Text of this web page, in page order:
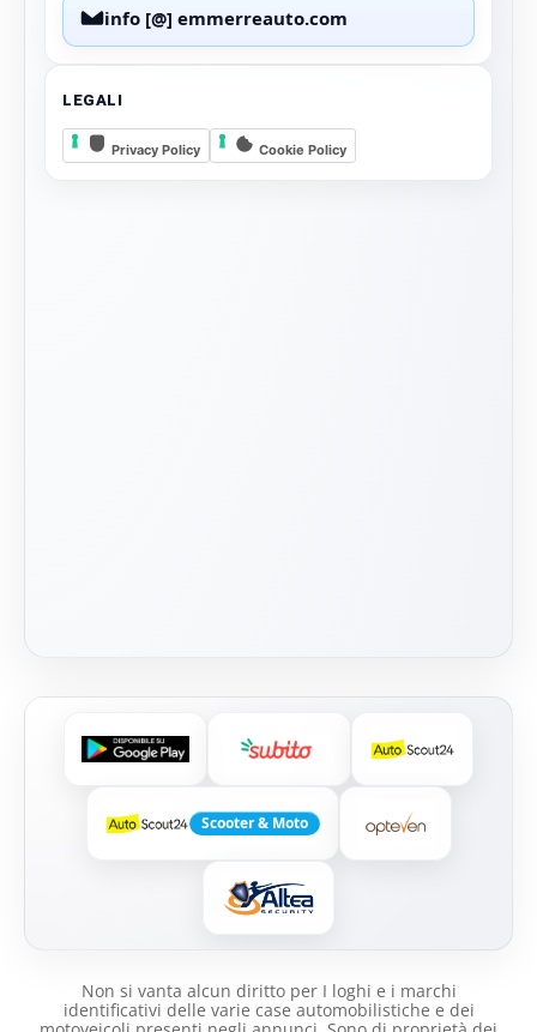
info [@] emmerreauto.com
LEGALI
Privacy Policy Cookie Policy
Scooter & Moto
Non si vanta alcun diritto per I loghi e i marchi
identificativi delle varie case automobilistiche e dei